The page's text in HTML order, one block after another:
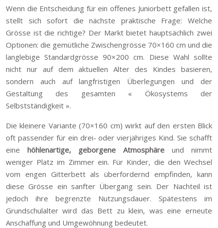
Wenn die Entscheidung für ein offenes Juniorbett gefallen ist,
stellt sich sofort die nächste praktische Frage: Welche
Grösse ist die richtige? Der Markt bietet hauptsächlich zwei
Optionen: die gemütliche Zwischengrösse 70×160 cm und die
langlebige Standardgrösse 90×200 cm. Diese Wahl sollte
nicht nur auf dem aktuellen Alter des Kindes basieren,
sondern auch auf langfristigen Überlegungen und der
Gestaltung des gesamten « Ökosystems der
Selbstständigkeit ».
Die kleinere Variante (70×160 cm) wirkt auf den ersten Blick
oft passender für ein drei- oder vierjähriges Kind. Sie schafft
eine höhlenartige, geborgene Atmosphäre und nimmt
weniger Platz im Zimmer ein. Für Kinder, die den Wechsel
vom engen Gitterbett als überfordernd empfinden, kann
diese Grösse ein sanfter Übergang sein. Der Nachteil ist
jedoch ihre begrenzte Nutzungsdauer. Spätestens im
Grundschulalter wird das Bett zu klein, was eine erneute
Anschaffung und Umgewöhnung bedeutet.